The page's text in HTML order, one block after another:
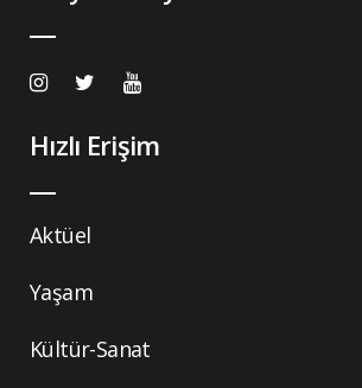
Hızlı Erişim
Aktüel
Yaşam
Kültür-Sanat